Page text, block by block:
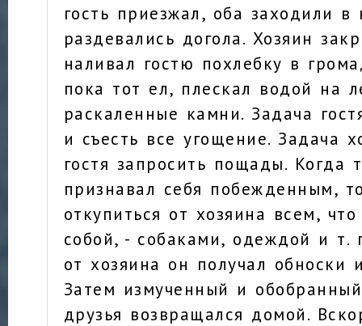
гость приезжал, оба заходили
раздевались догола. Хозяин
наливал гостю похлебку в
пока тот ел, плескал водой на
раскаленные камни. Задача
и съесть все угощение. Задача
гостя запросить пощады. Когда
признавал себя побежденным,
откупиться от хозяина всем,
собой, - собаками, одеждой и т.
от хозяина он получал обноски
Затем измученный и
друзья возвращался домой.